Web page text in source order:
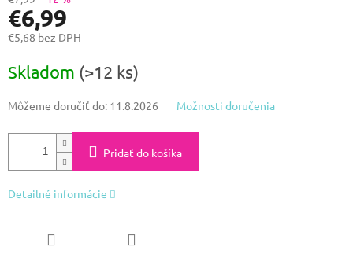
€6,99
€5,68 bez DPH
cena:
Skladom (>12 ks)
Môžeme doručiť do: 11.8.2026 Možnosti doručenia
Pridať do košíka
Detailné informácie